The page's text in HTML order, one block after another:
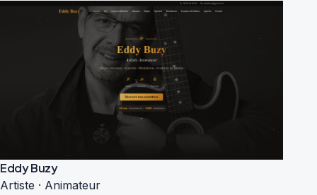
Eddy Buzy
Artiste · Animateur